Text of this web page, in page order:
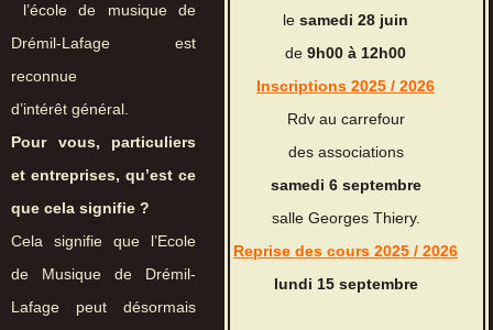
le samedi 28 juin
de 9h00 à 12h00
Inscriptions 2025 / 2026
Rdv au carrefour
des associations
samedi 6 septembre
salle Georges Thiery.
Reprise des cours 2025 / 2026
lundi 15 septembre
l’école de musique de
Drémil-Lafage est
reconnue
d’intérêt général.
Pour vous, particuliers
et entreprises, qu’est ce
que cela signifie ?
Cela signifie que l’Ecole
de Musique de Drémil-
Lafage peut désormais